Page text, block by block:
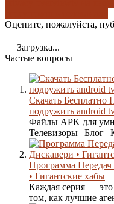
Оцените, пожалуйста,
Загрузка...
Частые вопросы
Скачать
подружить android
Файлы APK для
Телевизоры | Блог |
Программа
• Гигантские хабы
Каждая серия — это
том, как лучшие